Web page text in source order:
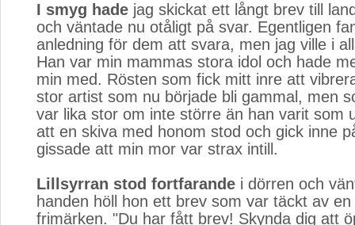
I smyg hade jag skickat ett långt brev till
och väntade nu otåligt på svar. Egentligen
anledning för dem att svara, men jag ville i
Han var min mammas stora idol och hade
min med. Rösten som fick mitt inre att
stor artist som nu började bli gammal, men
var lika stor om inte större än han varit som
att en skiva med honom stod och gick inne
gissade att min mor var strax intill.
Lillsyrran stod fortfarande i dörren och
handen höll hon ett brev som var täckt av
frimärken. "Du har fått brev! Skynda dig att